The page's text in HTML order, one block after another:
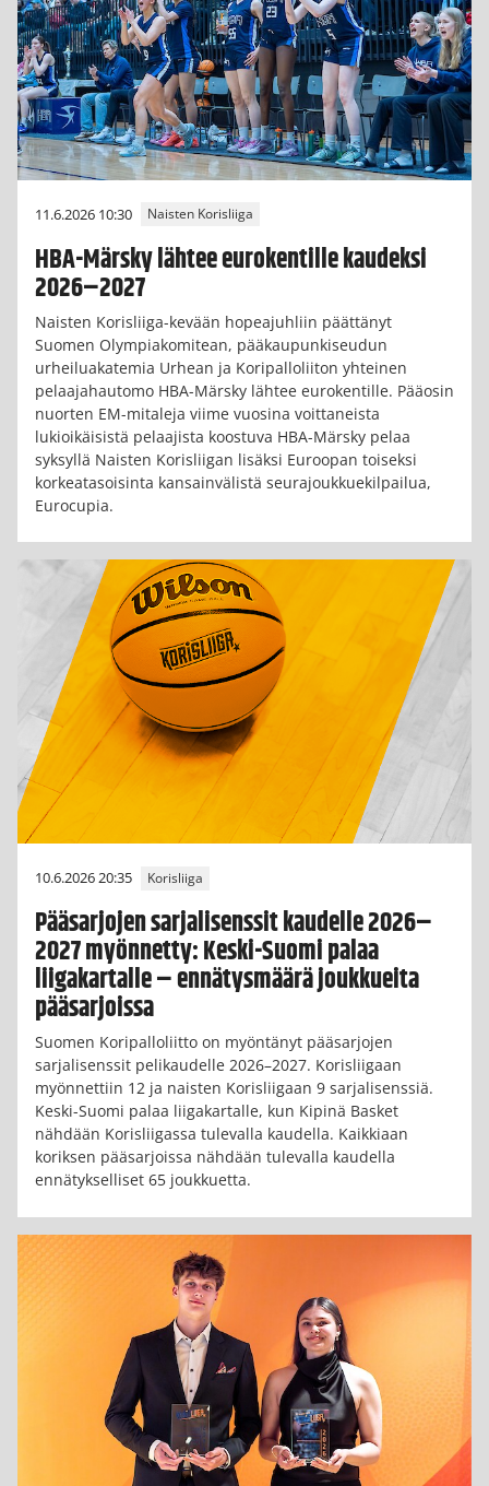
11.6.2026 10:30 Naisten Korisliiga
HBA-Märsky lähtee eurokentille kaudeksi
2026–2027
Naisten Korisliiga-kevään hopeajuhliin päättänyt
Suomen Olympiakomitean, pääkaupunkiseudun
urheiluakatemia Urhean ja Koripalloliiton yhteinen
pelaajahautomo HBA-Märsky lähtee eurokentille. Pääosin
nuorten EM-mitaleja viime vuosina voittaneista
lukioikäisistä pelaajista koostuva HBA-Märsky pelaa
syksyllä Naisten Korisliigan lisäksi Euroopan toiseksi
korkeatasoisinta kansainvälistä seurajoukkuekilpailua,
Eurocupia.
10.6.2026 20:35 Korisliiga
Pääsarjojen sarjalisenssit kaudelle 2026–
2027 myönnetty: Keski-Suomi palaa
liigakartalle – ennätysmäärä joukkueita
pääsarjoissa
Suomen Koripalloliitto on myöntänyt pääsarjojen
sarjalisenssit pelikaudelle 2026–2027. Korisliigaan
myönnettiin 12 ja naisten Korisliigaan 9 sarjalisenssiä.
Keski-Suomi palaa liigakartalle, kun Kipinä Basket
nähdään Korisliigassa tulevalla kaudella. Kaikkiaan
koriksen pääsarjoissa nähdään tulevalla kaudella
ennätykselliset 65 joukkuetta.